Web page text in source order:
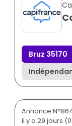
Bruz 35170
Annonce
il y a 29 jours